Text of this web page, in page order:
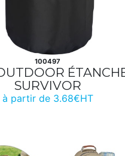
100497
SURVIVOR
à partir de 3.68€HT